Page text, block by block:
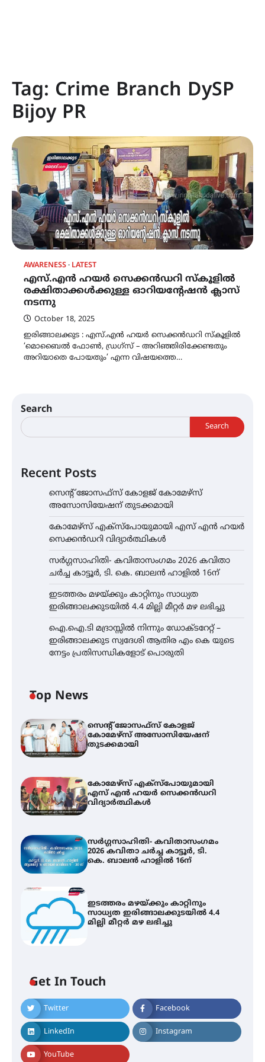
Tag: Crime Branch DySP
Bijoy PR
AWARENESS LATEST
എസ്.എൻ ഹയർ സെക്കൻഡറി സ്കൂളിൽ
രക്ഷിതാക്കൾക്കുള്ള ഓറിയന്റേഷൻ ക്ലാസ്
നടന്നു
October 18, 2025
ഇരിങ്ങാലക്കുട : എസ്.എൻ ഹയർ സെക്കൻഡറി സ്കൂളിൽ
‘മൊബൈൽ ഫോൺ, ഡ്രഗ്സ് – അറിഞ്ഞിരിക്കേണ്ടതും
അറിയാതെ പോയതും’ എന്ന വിഷയത്തെ…
Search
Search
Recent Posts
സെന്റ് ജോസഫ്സ് കോളജ് കോമേഴ്‌സ്
അസോസിയേഷന് തുടക്കമായി
കോമേഴ്സ് എക്സ്പോയുമായി എസ് എൻ ഹയർ
സെക്കൻഡറി വിദ്യാർത്ഥികൾ
സർഗ്ഗസാഹിതി- കവിതാസംഗമം 2026 കവിതാ
ചർച്ച കാട്ടൂർ, ടി. കെ. ബാലൻ ഹാളിൽ 16ന്
ഇടത്തരം മഴയ്ക്കും കാറ്റിനും സാധ്യത
ഇരിങ്ങാലക്കുടയിൽ 4.4 മില്ലി മീറ്റർ മഴ ലഭിച്ചു
ഐ.ഐ.ടി മദ്രാസ്സിൽ നിന്നും ഡോക്ടറേറ്റ് –
ഇരിങ്ങാലക്കുട സ്വദേശി ആതിര എം കെ യുടെ
നേട്ടം പ്രതിസന്ധികളോട് പൊരുതി
Top News
സെന്റ് ജോസഫ്സ് കോളജ്
കോമേഴ്‌സ് അസോസിയേഷന്
തുടക്കമായി
കോമേഴ്സ് എക്സ്പോയുമായി
എസ് എൻ ഹയർ സെക്കൻഡറി
വിദ്യാർത്ഥികൾ
സർഗ്ഗസാഹിതി- കവിതാസംഗമം
2026 കവിതാ ചർച്ച കാട്ടൂർ, ടി.
കെ. ബാലൻ ഹാളിൽ 16ന്
ഇടത്തരം മഴയ്ക്കും കാറ്റിനും
സാധ്യത ഇരിങ്ങാലക്കുടയിൽ 4.4
മില്ലി മീറ്റർ മഴ ലഭിച്ചു
Get In Touch
Twitter Facebook
LinkedIn Instagram
YouTube
കോമേഴ്സ് എക്സ്പോയുമായി
എസ് എൻ ഹയർ സെക്കൻഡറി
വിദ്യാർത്ഥികൾ